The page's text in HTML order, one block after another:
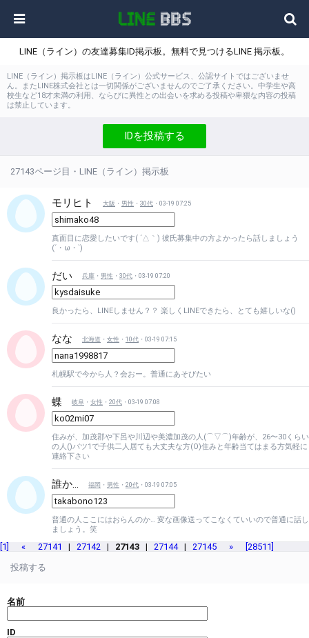
LINE（ライン）の友達募集ID掲示板。無料で見つけるLINE 掲示板。
LINE（ライン）掲示板はLINE（ライン）公式サービス、公認サイトではございませ
ん。またLINE株式会社とは一切関係がございませんのでご了承ください。中学生や高
校生など18才未満の利用、ならびに異性との出会いを求める投稿や卑猥な内容の投稿
は禁止しています。
IDを投稿する
27143ページ目・LINE（ライン）掲示板
モリヒト 大阪 ・ 男性 ・ 30代 ・03-19 07:25
真面目に恋愛したいです( ´△｀) 彼氏募集中の方よかったら話しましょう
(´・ω・`)
だい 兵庫 ・ 男性 ・ 30代 ・03-19 07:20
良かったら、LINEしません？？ 楽しくLINEできたら、とても嬉しいな()
なな 北海道 ・ 女性 ・ 10代 ・03-19 07:15
札幌駅で今から人？会おー。普通にあそびたい
蝶 岐阜 ・ 女性 ・ 20代 ・03-19 07:08
住みが、加茂郡や下呂や川辺や美濃加茂の人(⌒▽⌒)年齢が、26〜30くらい
の人()バツ1で子供二人居ても大丈夫な方(O)住みと年齢当てはまる方気軽に
連絡下さい
誰か… 福岡 ・ 男性 ・ 20代 ・03-19 07:05
普通の人ここにはおらんのか… 変な画像送ってこなくていいので普通に話し
ましょう。笑
[1] « 27141 | 27142 | 27143 | 27144| 27145 »
[28511]
投稿する
名前
ID